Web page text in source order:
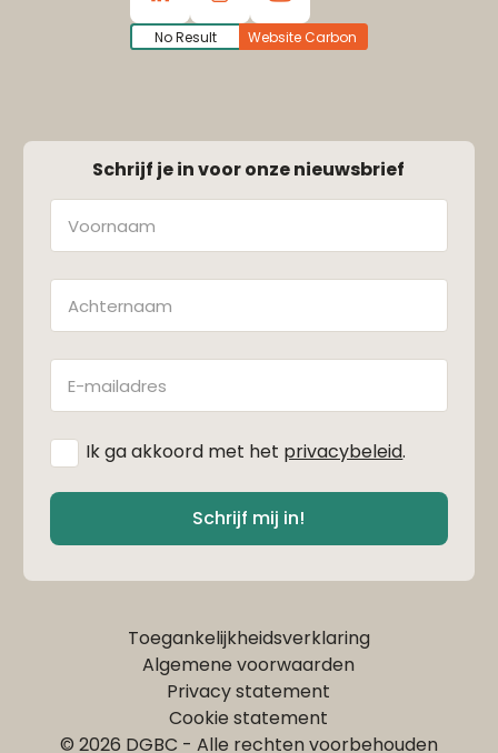
No Result Website Carbon
Schrijf je in voor onze nieuwsbrief
Naam
Achternaam
E-
mailadres
Ik ga akkoord met het privacybeleid.
Schrijf mij in!
© 2026 DGBC - Alle rechten voorbehouden
Toegankelijkheidsverklaring
Algemene voorwaarden
Privacy statement
Cookie statement